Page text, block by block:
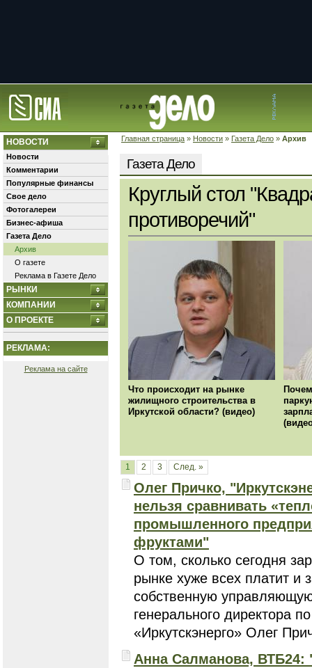
Главная страница » Новости » Газета Дело » Архив
НОВОСТИ
Новости
Комментарии
Популярные финансы
Свое дело
Фотогалереи
Бизнес-афиша
Газета Дело
Архив
О газете
Реклама в Газете Дело
РЫНКИ
КОМПАНИИ
О ПРОЕКТЕ
РЕКЛАМА:
Реклама на сайте
Газета Дело
Круглый стол
противоречий"
Что происходит на рынке
жилищного строительства в
Иркутской области? (видео)
1 2 3 След. »
Олег Причко,
нельзя сравнивать
промышленного
фруктами"
О том, сколько сегодня
рынке хуже всех платит и
собственную
генерального директора
«Иркутскэнерго» Олег
Анна Салманова,